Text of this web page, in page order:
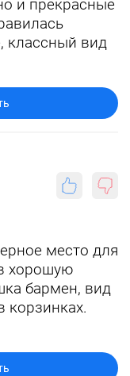
и прекрасные
классный вид
место для
хорошую
бармен, вид
корзинках.